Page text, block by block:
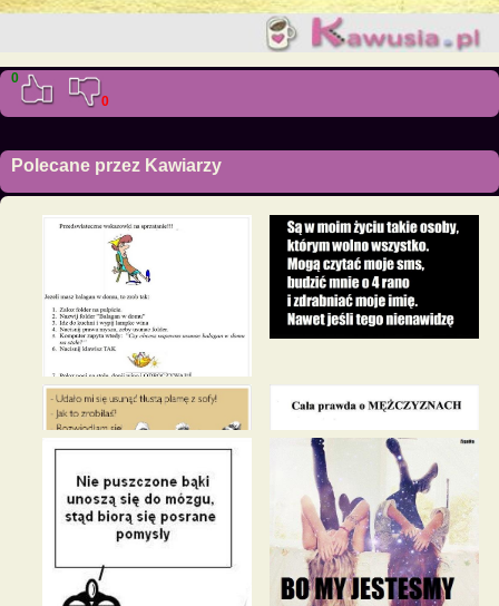
0
0
Polecane przez Kawiarzy